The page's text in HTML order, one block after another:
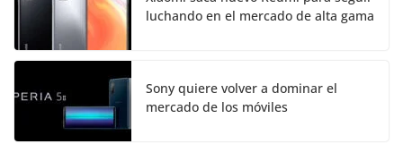
luchando en el mercado de alta gama
Sony quiere volver a dominar el
mercado de los móviles